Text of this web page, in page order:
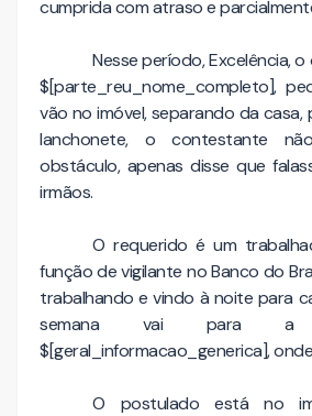
cumprida com atraso e
Nesse período, Excelência,
$[parte_reu_nome_completo],
vão no imóvel, separando da
lanchonete, o contestante
obstáculo, apenas disse que
irmãos.
O requerido é um
função de vigilante no Banco do
trabalhando e vindo à noite para
semana vai para a
$[geral_informacao_generica],
O postulado está no